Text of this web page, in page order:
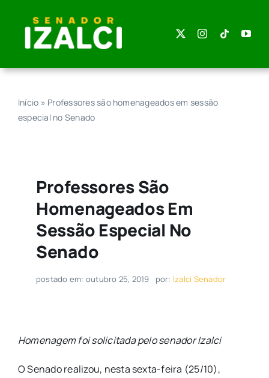
content
Início » Professores são homenageados em sessão
especial no Senado
Professores São
Homenageados Em
Sessão Especial No
Senado
postado em: outubro 25, 2019 por: Izalci Senador
Homenagem foi solicitada pelo senador Izalci
O Senado realizou, nesta sexta-feira (25/10),